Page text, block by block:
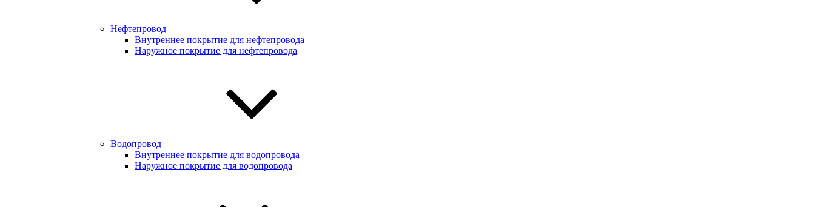
Нефтепровод
Внутреннее покрытие для нефтепровода
Наружное покрытие для нефтепровода
Водопровод
Внутреннее покрытие для водопровода
Наружное покрытие для водопровода